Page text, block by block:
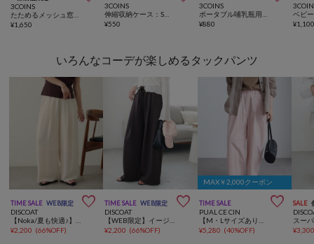
3COINS
¥1,650
3COINS
¥550
3COINS
¥880 ¥
いろんなコーデが楽しめるタックパンツ
TIME SALE WEB限定 
DISCOAT
¥2,200 (66%OFF)
TIME SALE WEB限定 
DISCOAT
¥2,200 (66%OFF)
MAX￥2,000クーポン
TIME SALE 
PUAL CE CIN
¥5,280 (40%OFF)
SALE
¥